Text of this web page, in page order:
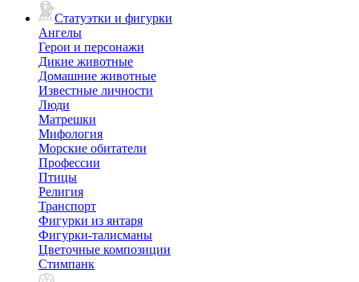
Статуэтки и фигурки
Ангелы
Герои и персонажи
Дикие животные
Домашние животные
Известные личности
Люди
Матрешки
Мифология
Морские обитатели
Профессии
Птицы
Религия
Транспорт
Фигурки из янтаря
Фигурки-талисманы
Цветочные композиции
Стимпанк